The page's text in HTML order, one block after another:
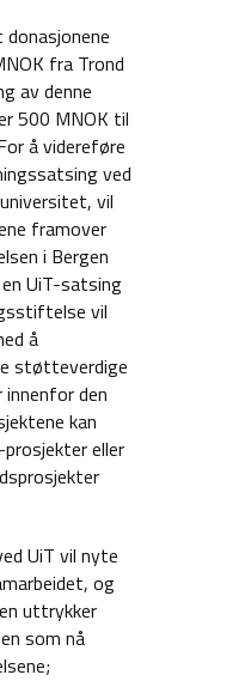
donasjonene
fra Trond
av denne
500 MNOK til
å videreføre
ved
vil
framover
i Bergen
UiT-satsing
vil
å
støtteverdige
den
kan
eller
UiT vil nyte
og
uttrykker
som nå